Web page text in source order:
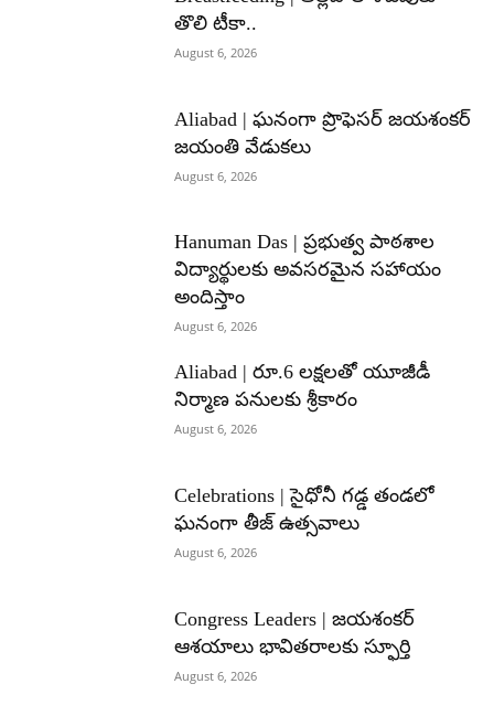
తొలి టీకా..
August 6, 2026
Aliabad | ఘనంగా ప్రొఫెసర్ జయశంకర్
జయంతి వేడుకలు
August 6, 2026
Hanuman Das | ప్రభుత్వ పాఠశాల
విద్యార్థులకు అవసరమైన సహాయం
అందిస్తాం
August 6, 2026
Aliabad | రూ.6 లక్షలతో యూజీడీ
నిర్మాణ పనులకు శ్రీకారం
August 6, 2026
Celebrations | సైధోనీ గడ్డ తండలో
ఘనంగా తీజ్ ఉత్సవాలు
August 6, 2026
Congress Leaders | జయశంకర్
ఆశయాలు భావితరాలకు స్ఫూర్తి
August 6, 2026